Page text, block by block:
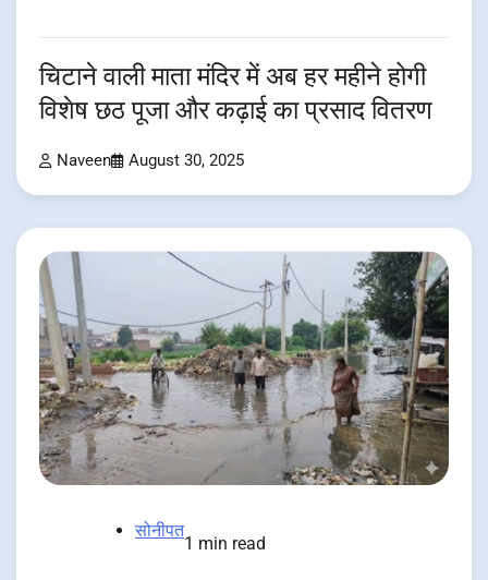
चिटाने वाली माता मंदिर में अब हर महीने होगी
विशेष छठ पूजा और कढ़ाई का प्रसाद वितरण
Naveen August 30, 2025
सोनीपत
1 min read